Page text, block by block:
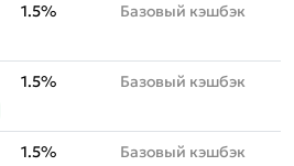
1.5% Базовый кэшбэк
1.5% Базовый кэшбэк
1.5% Базовый кэшбэк